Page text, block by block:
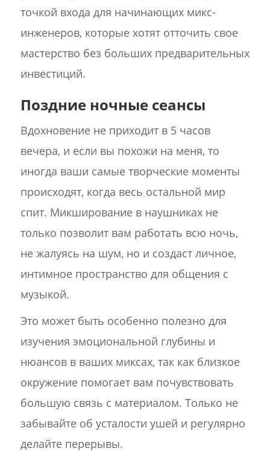
точкой входа для начинающих микс-
инженеров, которые хотят отточить свое
мастерство без больших предварительных
инвестиций.
Поздние ночные сеансы
Вдохновение не приходит в 5 часов
вечера, и если вы похожи на меня, то
иногда ваши самые творческие моменты
происходят, когда весь остальной мир
спит. Микширование в наушниках не
только позволит вам работать всю ночь,
не жалуясь на шум, но и создаст личное,
интимное пространство для общения с
музыкой.
Это может быть особенно полезно для
изучения эмоциональной глубины и
нюансов в ваших миксах, так как близкое
окружение помогает вам почувствовать
большую связь с материалом. Только не
забывайте об усталости ушей и регулярно
делайте перерывы.